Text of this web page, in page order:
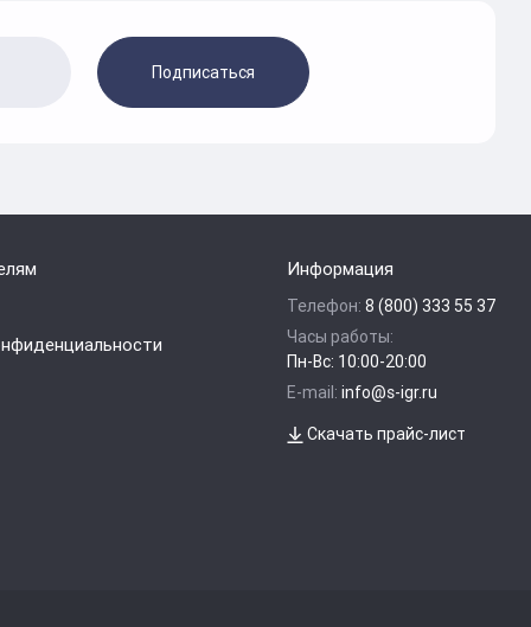
Подписаться
Информация
Телефон: 8 (800) 333 55 37
Часы работы:
Пн-Вс: 10:00-20:00
E-mail: info@s-igr.ru
Скачать прайс-лист